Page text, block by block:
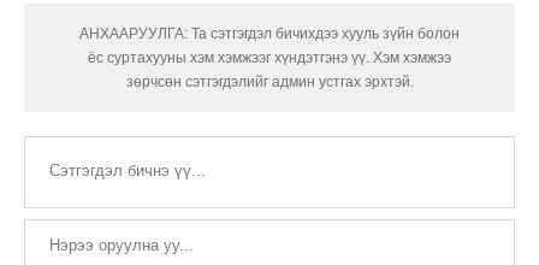
АНХААРУУЛГА: Та сэтгэгдэл бичихдээ хууль зүйн болон
ёс суртахууны хэм хэмжээг хүндэтгэнэ үү. Хэм хэмжээ
зөрчсөн сэтгэгдэлийг админ устгах эрхтэй.